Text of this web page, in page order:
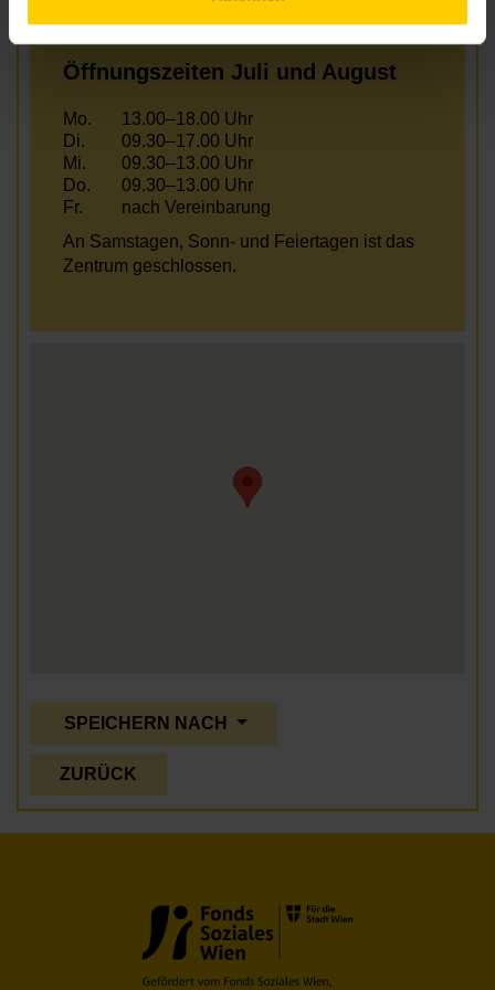
Öffnungszeiten Juli und August
Mo.
13.00–18.00 Uhr
Di.
09.30–17.00 Uhr
Mi.
09.30–13.00 Uhr
Do.
09.30–13.00 Uhr
Fr.
nach Vereinbarung
An Samstagen, Sonn- und Feiertagen ist das
Zentrum geschlossen.
SPEICHERN NACH
ZURÜCK